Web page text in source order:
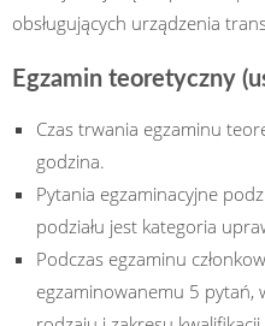
obsługujących urządzenia
Egzamin teoretyczny
Czas trwania egzaminu
godzina.
Pytania egzaminacyjne
podziału jest kategoria
Podczas egzaminu
egzaminowanemu 5 pytań,